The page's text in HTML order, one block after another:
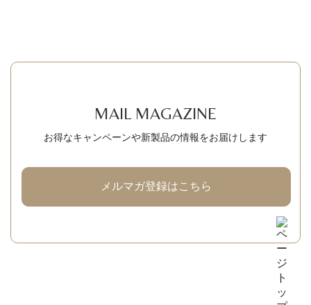
MAIL MAGAZINE
お得なキャンペーンや新製品の情報をお届けします
メルマガ登録はこちら